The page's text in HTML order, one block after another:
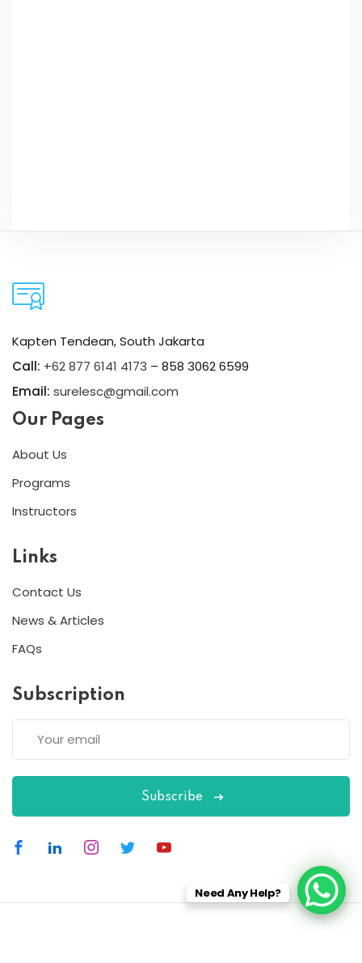
Kapten Tendean, South Jakarta
Call: +62 877 6141 4173 – 858 3062 6599
Email: surelesc@gmail.com
Our Pages
About Us
Programs
Instructors
Links
Contact Us
News & Articles
FAQs
Subscription
Subscribe
Need Any Help?